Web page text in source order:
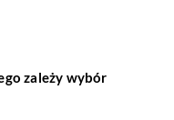
zależy wybór